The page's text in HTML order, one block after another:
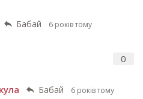
Бабай 6 років тому
0
Бабай 6 років тому